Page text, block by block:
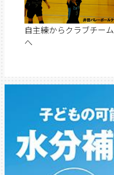
自主練からクラブチーム
へ